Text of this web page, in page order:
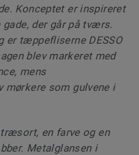
Konceptet er inspireret
der går på tværs.
er tæppefliserne DESSO
blev markeret med
mens
mørkere som gulvene i
en farve og en
Metalglansen i